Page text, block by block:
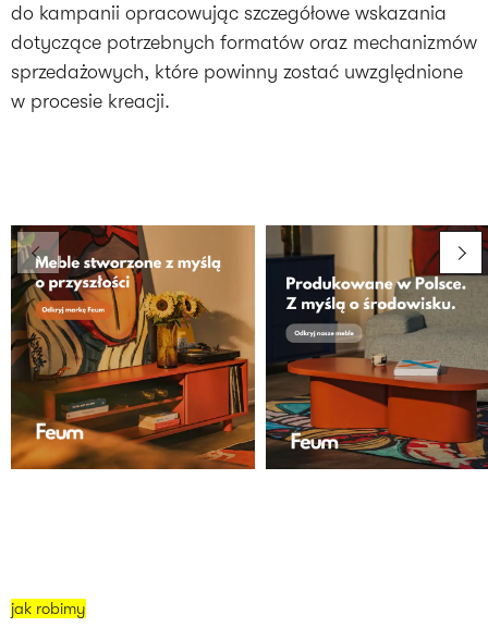
do kampanii opracowując szczegółowe wskazania
dotyczące potrzebnych formatów oraz mechanizmów
sprzedażowych, które powinny zostać uwzględnione
w procesie kreacji.
jak robimy